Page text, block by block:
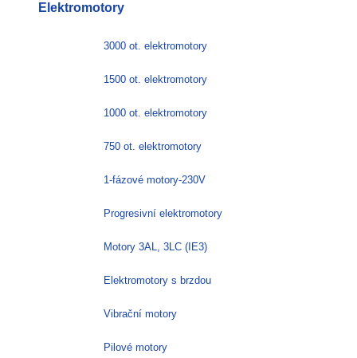
Elektromotory
3000 ot. elektromotory
1500 ot. elektromotory
1000 ot. elektromotory
750 ot. elektromotory
1-fázové motory-230V
Progresivní elektromotory
Motory 3AL, 3LC (IE3)
Elektromotory s brzdou
Vibrační motory
Pilové motory